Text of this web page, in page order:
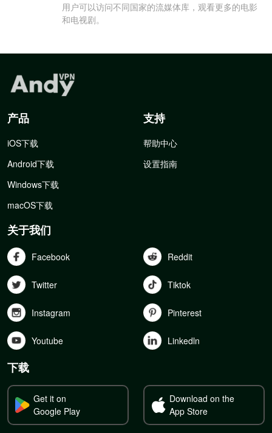
用户可以访问不同国家的流媒体库，观看更多的电影
和电视剧。
产品
iOS下载
Android下载
Windows下载
macOS下载
支持
帮助中心
设置指南
关于我们
Facebook Reddit
Twitter Tiktok
Instagram Pinterest
Youtube Linkedln
下载
Get it on
Google Play
Download on the
App Store